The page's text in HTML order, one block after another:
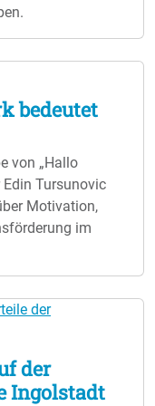
bedeutet
von „Hallo
Tursunovic
Motivation,
im
der
Ingolstadt